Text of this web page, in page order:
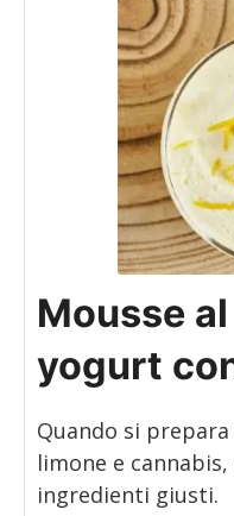
Mousse
yogurt
Quando si
limone e
ingredienti giusti.